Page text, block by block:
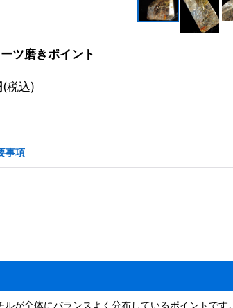
ツ磨きポイント
(税込)
事項
が全体にバランスよく分布しているポイントです。